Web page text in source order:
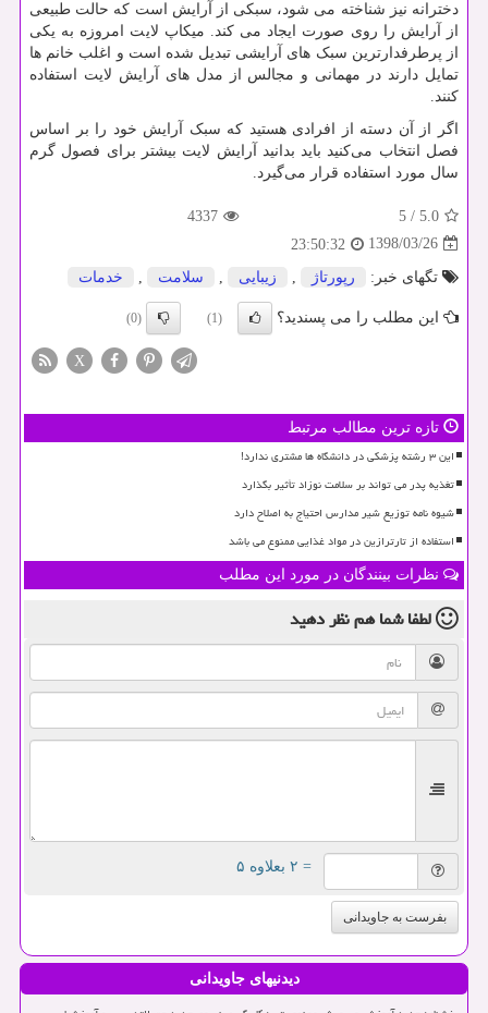
دخترانه نیز شناخته می شود، سبکی از آرایش است که حالت طبیعی
از آرایش را روی صورت ایجاد می کند. میکاپ لایت امروزه به یکی
از پرطرفدارترین سبک های آرایشی تبدیل شده است و اغلب خانم ها
تمایل دارند در مهمانی و مجالس از مدل های آرایش لایت استفاده
کنند.
اگر از آن دسته از افرادی هستید که سبک آرایش خود را بر اساس
فصل انتخاب می‌کنید باید بدانید آرایش لایت بیشتر برای فصول گرم
سال مورد استفاده قرار می‌گیرد.
5.0
/
5
4337
1398/03/26
23:50:32
تگهای خبر:
رپورتاژ , زیبایی , سلامت , خدمات
این مطلب را می پسندید؟ (1)
(0)
X
تازه ترین مطالب مرتبط
این ۳ رشته پزشکی در دانشگاه ها مشتری ندارد!
تغذیه پدر می تواند بر سلامت نوزاد تأثیر بگذارد
شیوه نامه توزیع شیر مدارس احتیاج به اصلاح دارد
استفاده از تارترازین در مواد غذایی ممنوع می باشد
نظرات بینندگان در مورد این مطلب
لطفا شما همنظر دهید
= ۲ بعلاوه ۵
بفرست به جاویدانی
دیدنیهای جاویدانی